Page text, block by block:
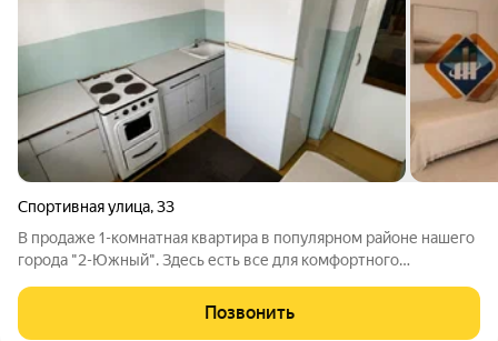
Спортивная улица,33
В продаже 1-комнатная квартира в популярном районе нашего
города "2-Южный". Здесь есть все для комфортного
ухоженный сквер с прогулочными зонами, спортивными
площадками, магазины «Южный»,
Позвонить